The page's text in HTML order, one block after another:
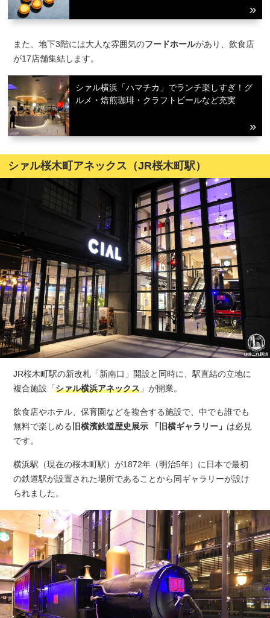
また、地下3階には大人な雰囲気のフードホールがあり、飲食店
が17店舗集結します。
シァル横浜「ハマチカ」でランチ楽しすぎ！グ
ルメ・焙煎珈琲・クラフトビールなど充実
シァル桜木町アネックス（JR桜木町駅）
JR桜木町駅の新改札「新南口」開設と同時に、駅直結の立地に
複合施設「シァル横浜アネックス 」が開業。
飲食店やホテル、保育園などを複合する施設で、中でも誰でも
無料で楽しめる 旧横濱鉄道歴史展示 「旧横ギャラリー」 は必見
です。
横浜駅（現在の桜木町駅）が1872年（明治5年）に日本で最初
の鉄道駅が設置された場所であることから同ギャラリーが設け
られました。